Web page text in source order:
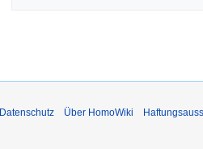
Datenschutz Über HomoWiki